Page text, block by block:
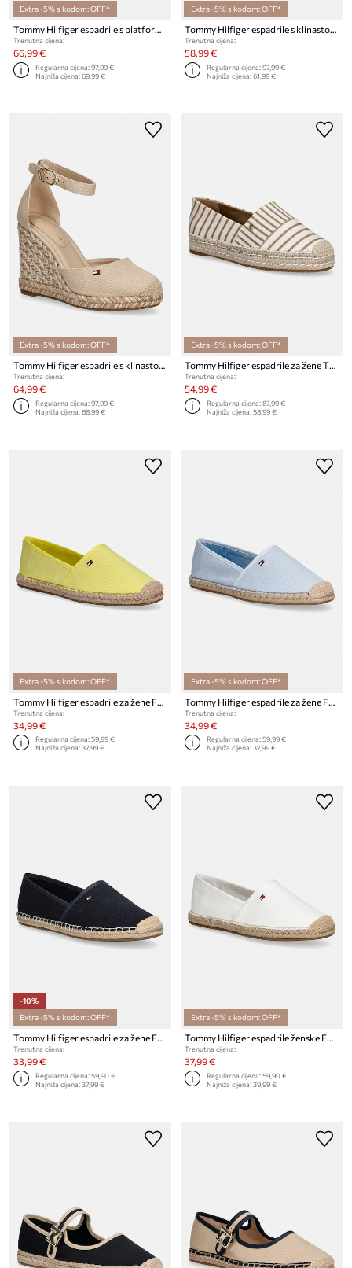
Extra -5% s kodom: OFF*
Tommy Hilfiger espadrile s platformom za žene od brušene kože TH PLATFORM ESPAD SUEDE STRAP
Trenutna cijena:
66,99 €
Regularna cijena:97,99 €
Najniža cijena:69,99 €
Extra -5% s kodom: OFF*
Tommy Hilfiger espadrile s klinastom potpeticom za žene FLAG HIGH WEDGE ESPAD CLOSED TOE
Trenutna cijena:
58,99 €
Regularna cijena:97,99 €
Najniža cijena:61,99 €
Extra -5% s kodom: OFF*
Tommy Hilfiger espadrile s klinastom potpeticom za žene FLAG HIGH WEDGE ESPAD CLOSED TOE
Trenutna cijena:
64,99 €
Regularna cijena:97,99 €
Najniža cijena:68,99 €
Extra -5% s kodom: OFF*
Tommy Hilfiger espadrile za žene TH PLATFORM ESPADRILLE STRIPES
Trenutna cijena:
54,99 €
Regularna cijena:87,99 €
Najniža cijena:58,99 €
Extra -5% s kodom: OFF*
Trenutna cijena:
34,99 €
Regularna cijena:59,99 €
Najniža cijena:37,99 €
Extra -5% s kodom: OFF*
Trenutna cijena:
34,99 €
Regularna cijena:59,99 €
Najniža cijena:37,99 €
-10%
Extra -5% s kodom: OFF*
Tommy Hilfiger espadrile za žene FLAG CANVAS ESPADRILLE
Trenutna cijena:
33,99 €
Regularna cijena:59,90 €
Najniža cijena:37,99 €
Extra -5% s kodom: OFF*
Tommy Hilfiger espadrile ženske FLAG CANVAS ESPADRILLE
Trenutna cijena:
37,99 €
Regularna cijena:59,90 €
Najniža cijena:39,99 €